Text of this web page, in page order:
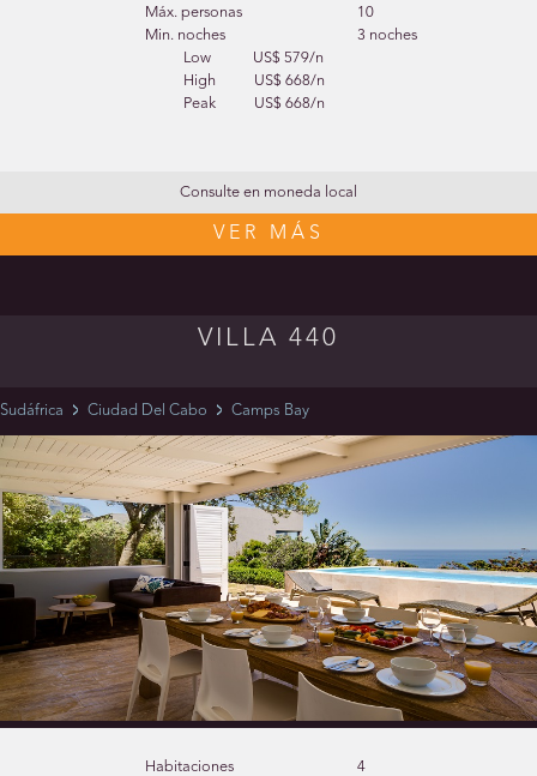
Máx. personas
10
Min. noches
3 noches
Low
US$ 579/n
High
US$ 668/n
Peak
US$ 668/n
Consulte en moneda local
VER MÁS
VILLA 440
Sudáfrica Ciudad Del Cabo Camps Bay
Habitaciones
4